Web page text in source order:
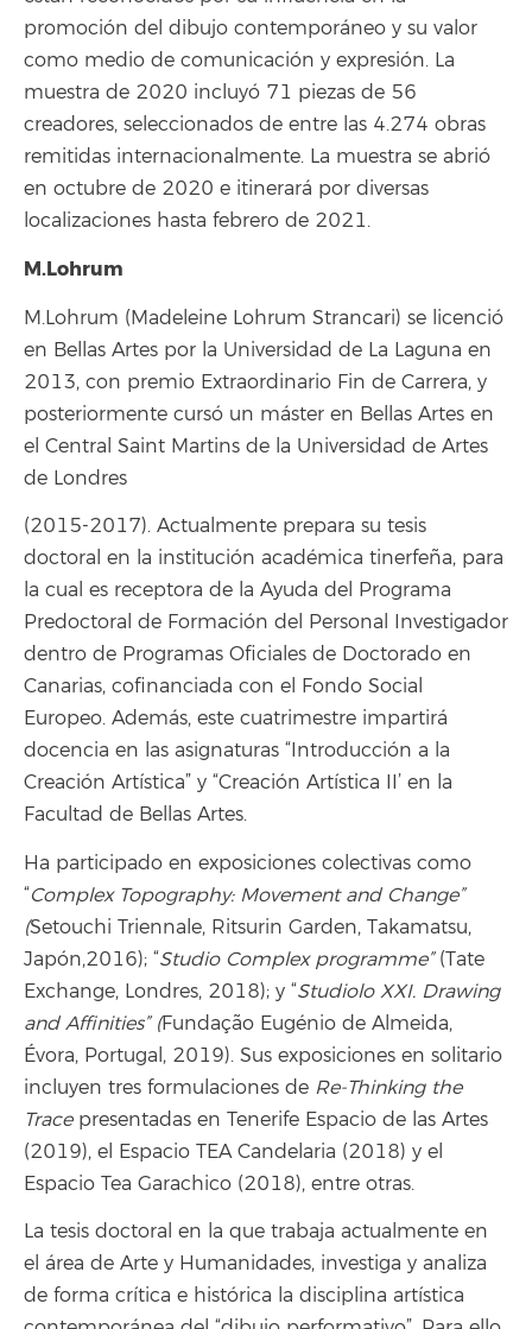
promoción del dibujo contemporáneo y su valor
como medio de comunicación y expresión. La
muestra de 2020 incluyó 71 piezas de 56
creadores, seleccionados de entre las 4.274 obras
remitidas internacionalmente. La muestra se abrió
en octubre de 2020 e itinerará por diversas
localizaciones hasta febrero de 2021.
M.Lohrum
M.Lohrum (Madeleine Lohrum Strancari) se licenció
en Bellas Artes por la Universidad de La Laguna en
2013, con premio Extraordinario Fin de Carrera, y
posteriormente cursó un máster en Bellas Artes en
el Central Saint Martins de la Universidad de Artes
de Londres
(2015-2017). Actualmente prepara su tesis
doctoral en la institución académica tinerfeña, para
la cual es receptora de la Ayuda del Programa
Predoctoral de Formación del Personal Investigador
dentro de Programas Oficiales de Doctorado en
Canarias, cofinanciada con el Fondo Social
Europeo. Además, este cuatrimestre impartirá
docencia en las asignaturas “Introducción a la
Creación Artística” y “Creación Artística II’ en la
Facultad de Bellas Artes.
Ha participado en exposiciones colectivas como
“Complex Topography: Movement and Change”
(Setouchi Triennale, Ritsurin Garden, Takamatsu,
Japón,2016); “Studio Complex programme” (Tate
Exchange, Londres, 2018); y “Studiolo XXI. Drawing
and Affinities” (Fundação Eugénio de Almeida,
Évora, Portugal, 2019). Sus exposiciones en solitario
incluyen tres formulaciones de Re-Thinking the
Trace presentadas en Tenerife Espacio de las Artes
(2019), el Espacio TEA Candelaria (2018) y el
Espacio Tea Garachico (2018), entre otras.
La tesis doctoral en la que trabaja actualmente en
el área de Arte y Humanidades, investiga y analiza
de forma crítica e histórica la disciplina artística